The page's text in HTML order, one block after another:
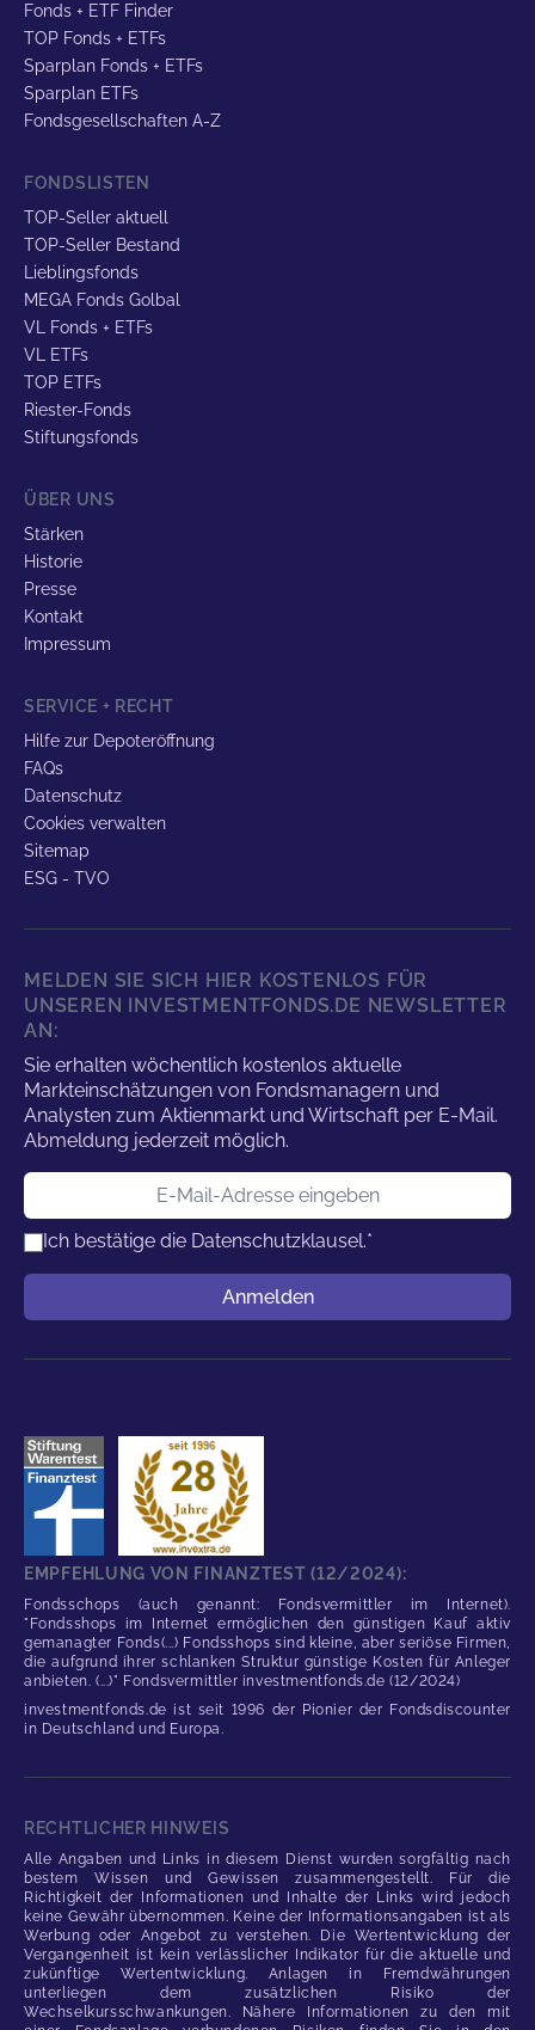
Fonds + ETF Finder
TOP Fonds + ETFs
Sparplan Fonds + ETFs
Sparplan ETFs
Fondsgesellschaften A-Z
FONDSLISTEN
TOP-Seller aktuell
TOP-Seller Bestand
Lieblingsfonds
MEGA Fonds Golbal
VL Fonds + ETFs
VL ETFs
TOP ETFs
Riester-Fonds
Stiftungsfonds
ÜBER UNS
Stärken
Historie
Presse
Kontakt
Impressum
SERVICE + RECHT
Hilfe zur Depoteröffnung
FAQs
Datenschutz
Cookies verwalten
Sitemap
ESG - TVO
MELDEN SIE SICH HIER KOSTENLOS FÜR
UNSEREN INVESTMENTFONDS.DE NEWSLETTER
AN:
Sie erhalten wöchentlich kostenlos aktuelle
Markteinschätzungen von Fondsmanagern und
Analysten zum Aktienmarkt und Wirtschaft per E-Mail.
Abmeldung jederzeit möglich.
E-Mail-Adresse
Ich bestätige die Datenschutzklausel.*
Anmelden
EMPFEHLUNG VON FINANZTEST (12/2024):
Fondsschops (auch genannt: Fondsvermittler im Internet).
"Fondsshops im Internet ermöglichen den günstigen Kauf aktiv
gemanagter Fonds(...) Fondsshops sind kleine, aber seriöse Firmen,
die aufgrund ihrer schlanken Struktur günstige Kosten für Anleger
anbieten. (...)" Fondsvermittler investmentfonds.de (12/2024)
investmentfonds.de ist seit 1996 der Pionier der Fondsdiscounter
in Deutschland und Europa.
RECHTLICHER HINWEIS
Alle Angaben und Links in diesem Dienst wurden sorgfältig nach
bestem Wissen und Gewissen zusammengestellt. Für die
Richtigkeit der Informationen und Inhalte der Links wird jedoch
keine Gewähr übernommen. Keine der Informationsangaben ist als
Werbung oder Angebot zu verstehen. Die Wertentwicklung der
Vergangenheit ist kein verlässlicher Indikator für die aktuelle und
zukünftige Wertentwicklung. Anlagen in Fremdwährungen
unterliegen dem zusätzlichen Risiko der
Wechselkursschwankungen. Nähere Informationen zu den mit